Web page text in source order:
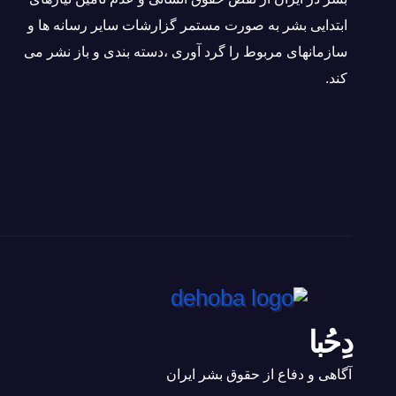
ابتدایی بشر به صورت مستمر گزارشات سایر رسانه ها و
سازمانهای مربوط را گرد آوری ،دسته بندی و باز نشر می
كند.
دِحُبا
آگاهی و دفاع از حقوق بشر ایران